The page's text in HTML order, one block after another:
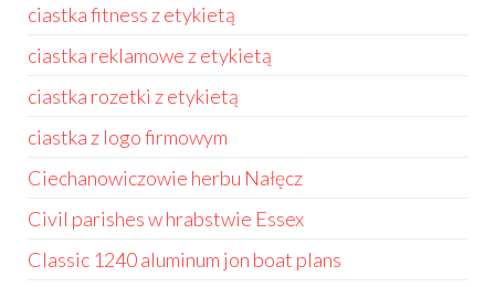
ciastka fitness z etykietą
ciastka reklamowe z etykietą
ciastka rozetki z etykietą
ciastka z logo firmowym
Ciechanowiczowie herbu Nałęcz
Civil parishes w hrabstwie Essex
Classic 1240 aluminum jon boat plans